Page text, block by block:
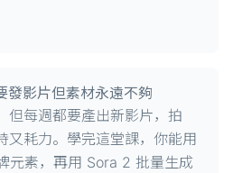
發影片但素材永遠不夠
但每週都要產出新影片，拍
又耗力。學完這堂課，你能用
元素，再用 Sora 2 批量生成